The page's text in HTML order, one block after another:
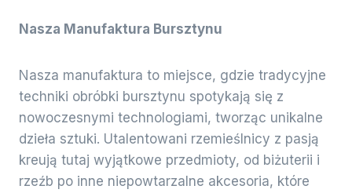
Nasza Manufaktura Bursztynu
Nasza manufaktura to miejsce, gdzie tradycyjne
techniki obróbki bursztynu spotykają się z
nowoczesnymi technologiami, tworząc unikalne
dzieła sztuki. Utalentowani rzemieślnicy z pasją
kreują tutaj wyjątkowe przedmioty, od biżuterii i
rzeźb po inne niepowtarzalne akcesoria, które